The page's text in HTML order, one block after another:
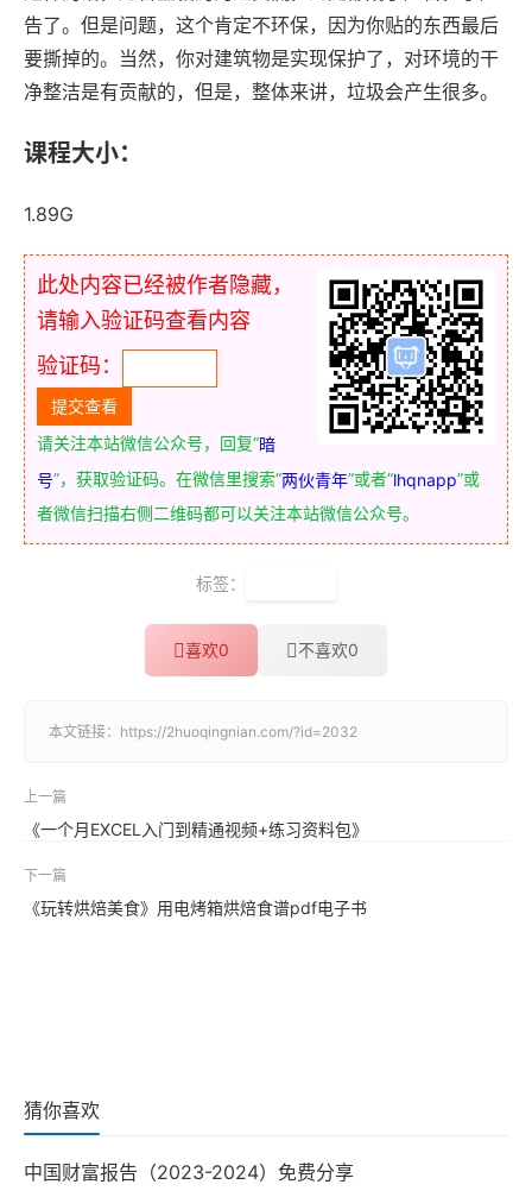
告了。但是问题，这个肯定不环保，因为你贴的东西最后
要撕掉的。当然，你对建筑物是实现保护了，对环境的干
净整洁是有贡献的，但是，整体来讲，垃圾会产生很多。
课程大小：
1.89G
此处内容已经被作者隐藏，
请输入验证码查看内容
验证码：
请关注本站微信公众号，回复“暗
号”，获取验证码。在微信里搜索“两伙青年”或者“lhqnapp”或
者微信扫描右侧二维码都可以关注本站微信公众号。
标签：
喜欢0 不喜欢0
本文链接： https://2huoqingnian.com/?id=2032
上一篇
《一个月EXCEL入门到精通视频+练习资料包》
下一篇
《玩转烘焙美食》用电烤箱烘焙食谱pdf电子书
猜你喜欢
中国财富报告（2023-2024）免费分享